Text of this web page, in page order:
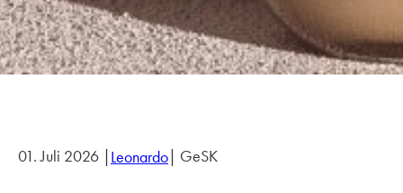
01. Juli 2026 |Leonardo| GeSK